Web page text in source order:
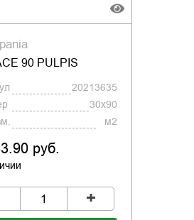
90 PULPIS
20213635
30x90
м2
руб.
+